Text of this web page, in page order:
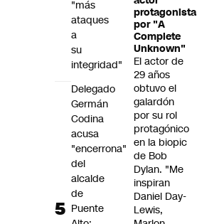
protagonista
por "A
Complete
Unknown"
El actor de
29 años
obtuvo el
galardón
por su rol
protagónico
en la biopic
de Bob
Dylan. "Me
inspiran
Daniel Day-
Lewis,
"más
ataques
a
su
integridad"
Delegado
Germán
Codina
acusa
"encerrona"
del
alcalde
de
Puente